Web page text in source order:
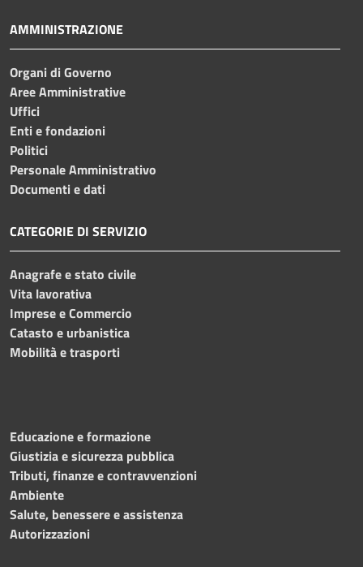
AMMINISTRAZIONE
Organi di Governo
Aree Amministrative
Uffici
Enti e fondazioni
Politici
Personale Amministrativo
Documenti e dati
CATEGORIE DI SERVIZIO
Anagrafe e stato civile
Vita lavorativa
Imprese e Commercio
Catasto e urbanistica
Mobilità e trasporti
Educazione e formazione
Giustizia e sicurezza pubblica
Tributi, finanze e contravvenzioni
Ambiente
Salute, benessere e assistenza
Autorizzazioni